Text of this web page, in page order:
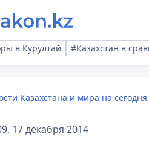
в Курултай #Казахстан в
Казахстана и мира на сегодня
17 декабря 2014